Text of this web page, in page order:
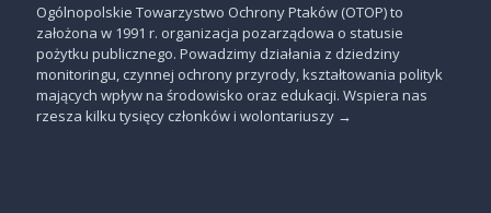
Ogólnopolskie Towarzystwo Ochrony Ptaków (OTOP) to
założona w 1991 r. organizacja pozarządowa o statusie
pożytku publicznego. Powadzimy działania z dziedziny
monitoringu, czynnej ochrony przyrody, kształtowania polityk
mających wpływ na środowisko oraz edukacji. Wspiera nas
rzesza kilku tysięcy członków i wolontariuszy →